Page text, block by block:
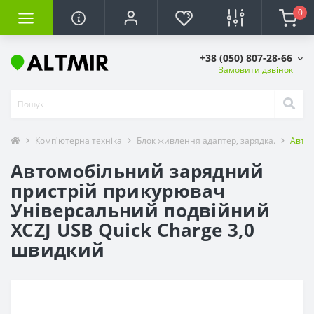
0
+38 (050) 807-28-66
Замовити дзвінок
Комп'ютерна техніка Блок живлення адаптер, зарядка.
Автомобільний зарядний
пристрій прикурювач
Універсальний подвійний
XCZJ USB Quick Charge 3,0
швидкий